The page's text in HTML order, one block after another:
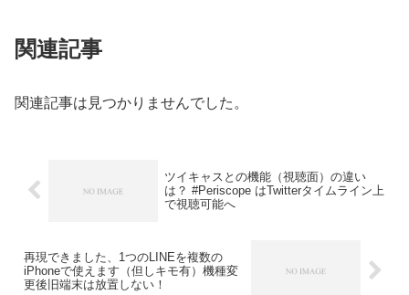
関連記事
関連記事は見つかりませんでした。
ツイキャスとの機能（視聴面）の違い
は？ #Periscope はTwitterタイムライン上
で視聴可能へ
再現できました、1つのLINEを複数の
iPhoneで使えます（但しキモ有）機種変
更後旧端末は放置しない！